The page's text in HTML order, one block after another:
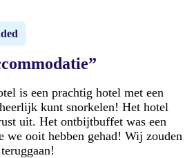
is een prachtig hotel met een
kunt snorkelen! Het hotel
uit. Het ontbijtbuffet was een
we ooit hebben gehad! Wij zouden